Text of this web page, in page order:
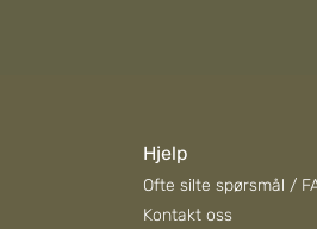
Hjelp
Ofte silte spørsmål /
Kontakt oss